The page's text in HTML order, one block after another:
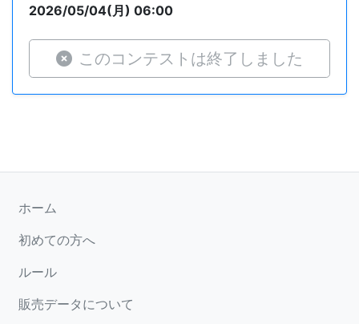
2026/05/04(月) 06:00
このコンテストは終了しました
ホーム
初めての方へ
ルール
販売データについて